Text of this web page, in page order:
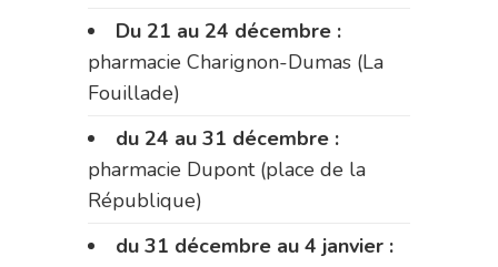
Du 21 au 24 décembre :
pharmacie Charignon-Dumas (La
Fouillade)
du 24 au 31 décembre :
pharmacie Dupont (place de la
République)
du 31 décembre au 4 janvier :